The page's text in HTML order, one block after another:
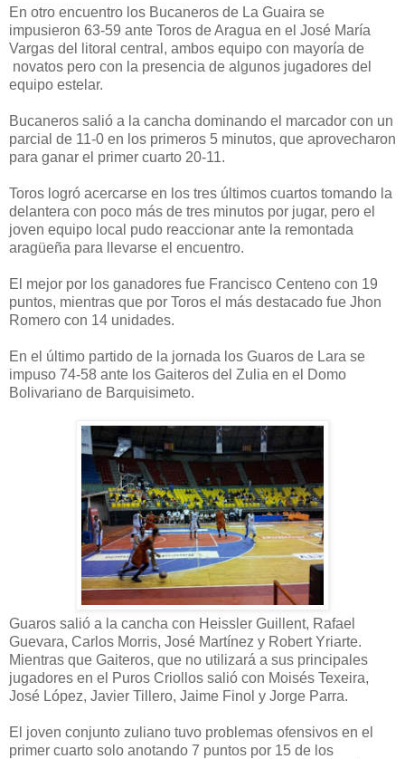
En otro encuentro los Bucaneros de La Guaira se
impusieron 63-59 ante Toros de Aragua en el José María
Vargas del litoral central, ambos equipo con mayoría de
novatos pero con la presencia de algunos jugadores del
equipo estelar.
Bucaneros salió a la cancha dominando el marcador con un
parcial de 11-0 en los primeros 5 minutos, que aprovecharon
para ganar el primer cuarto 20-11.
Toros logró acercarse en los tres últimos cuartos tomando la
delantera con poco más de tres minutos por jugar, pero el
joven equipo local pudo reaccionar ante la remontada
aragüeña para llevarse el encuentro.
El mejor por los ganadores fue Francisco Centeno con 19
puntos, mientras que por Toros el más destacado fue Jhon
Romero con 14 unidades.
En el último partido de la jornada los Guaros de Lara se
impuso 74-58 ante los Gaiteros del Zulia en el Domo
Bolivariano de Barquisimeto.
Guaros salió a la cancha con Heissler Guillent, Rafael
Guevara, Carlos Morris, José Martínez y Robert Yriarte.
Mientras que Gaiteros, que no utilizará a sus principales
jugadores en el Puros Criollos salió con Moisés Texeira,
José López, Javier Tillero, Jaime Finol y Jorge Parra.
El joven conjunto zuliano tuvo problemas ofensivos en el
primer cuarto solo anotando 7 puntos por 15 de los